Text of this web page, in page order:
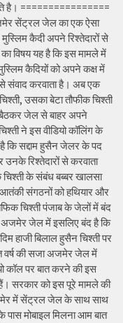
है। ================
सेंट्रल जेल का एक ऐसा
कैदी अपने रिश्तेदारों से
विषय यह है कि इस मामले में
कैदियों को अपने कक्ष में
संवाद करवाता है। अब एक
उसका बेटा तौफीक चिश्ती
जेल से बाहर अपने
ने इस वीडियो कॉलिंग के
कि सद्दाम हुसैन जेलर के पद
उनके रिश्तेदारों से करवाता
चिश्ती के संबंध बब्बर खालसा
संगठनों को हथियार और
चिश्ती पंजाब के जेलों में बंद
अजमेर जेल में इसलिए बंद है कि
हाजी बिलाल हुसैन चिश्ती पर
वर्ष की सजा अजमेर जेल में
कॉल पर बात करने की इस
सरकार को इस पूरे मामले की
में सेंट्रल जेल के साथ साथ
पास मोबाइल मिलना आम बात